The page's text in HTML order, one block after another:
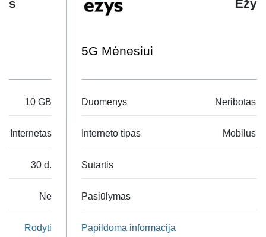
pagal standartinę interneto telefone keliaujant ne ES / EEE
5G Mėnesiui
Duomenys Neribotas internetas
Interneto tipas Mobilus Internetas
Sutartis
Pasiūlymas
Papildoma informacija